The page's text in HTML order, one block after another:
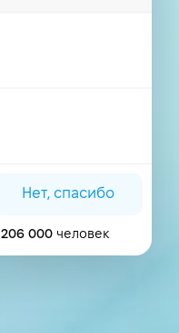
Нет, спасибо
206 000 человек